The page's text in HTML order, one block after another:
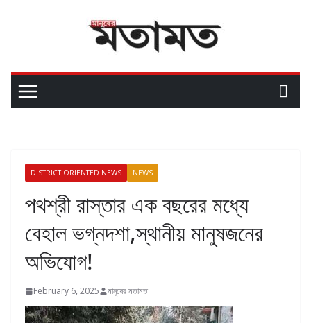
DISTRICT ORIENTED NEWS NEWS
পথশ্রী রাস্তার এক বছরের মধ্যে
বেহাল ভগ্নদশা,স্থানীয় মানুষজনের
অভিযোগ!
February 6, 2025 মানুষের মতামত